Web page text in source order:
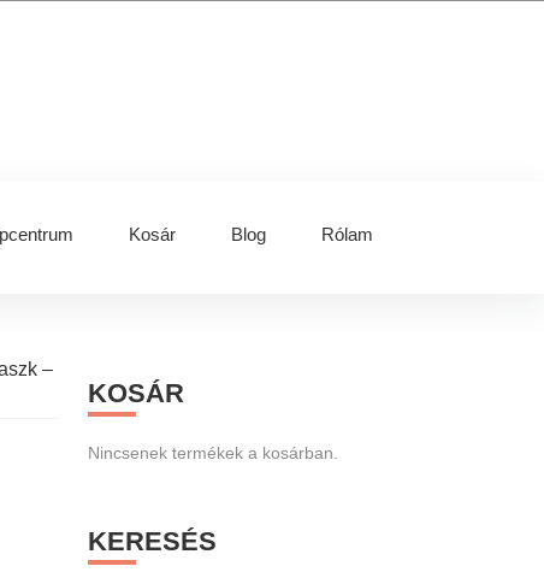
Kosár Blog Rólam
–
Primary
Sidebar
KOSÁR
Nincsenek termékek a kosárban.
KERESÉS